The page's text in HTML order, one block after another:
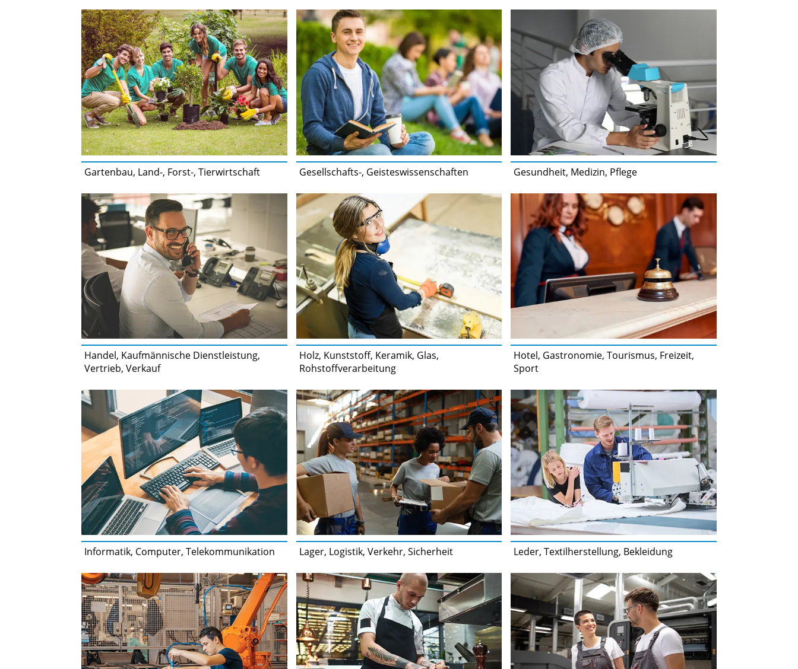
Gartenbau, Land-, Forst-, Tierwirtschaft Gesellschafts-, Geisteswissenschaften Gesundheit, Medizin, Pflege
Handel, Kaufmännische Dienstleistung,
Vertrieb, Verkauf
Holz, Kunststoff, Keramik, Glas,
Rohstoffverarbeitung
Hotel, Gastronomie, Tourismus, Freizeit,
Sport
Informatik, Computer, Telekommunikation Lager, Logistik, Verkehr, Sicherheit Leder, Textilherstellung, Bekleidung